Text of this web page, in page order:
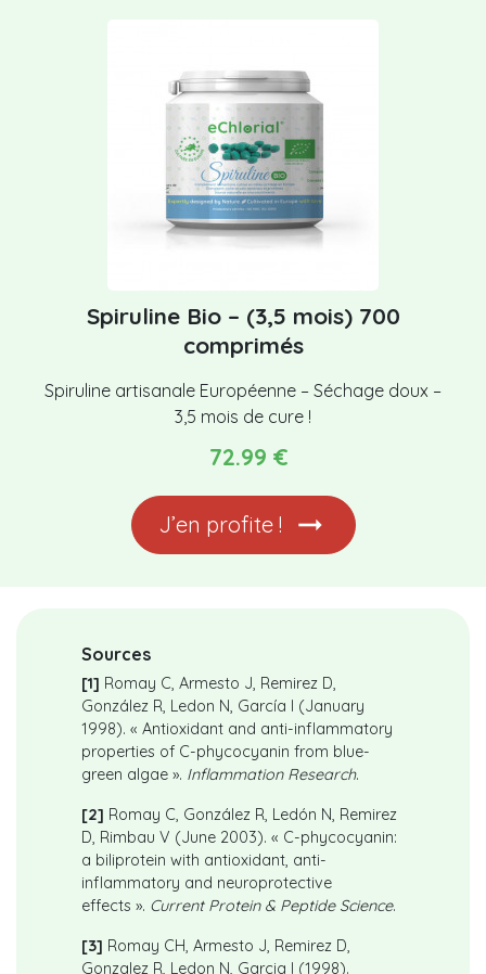
Spiruline Bio – (3,5 mois) 700
comprimés
Spiruline artisanale Européenne – Séchage doux –
3,5 mois de cure !
72.99 €
J’en profite !
Sources
[1] Romay C, Armesto J, Remirez D,
González R, Ledon N, García I (January
1998). « Antioxidant and anti-inflammatory
properties of C-phycocyanin from blue-
green algae ». Inflammation Research.
[2] Romay C, González R, Ledón N, Remirez
D, Rimbau V (June 2003). « C-phycocyanin:
a biliprotein with antioxidant, anti-
inflammatory and neuroprotective
effects ». Current Protein & Peptide Science.
[3] Romay CH, Armesto J, Remirez D,
Gonzalez R, Ledon N, Garcia I (1998).